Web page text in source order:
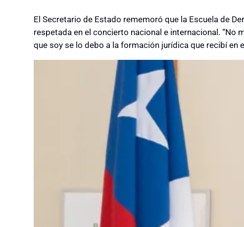
El Secretario de Estado rememoró que la Escuela de
respetada en el concierto nacional e internacional. “No
que soy se lo debo a la formación jurídica que recibí en